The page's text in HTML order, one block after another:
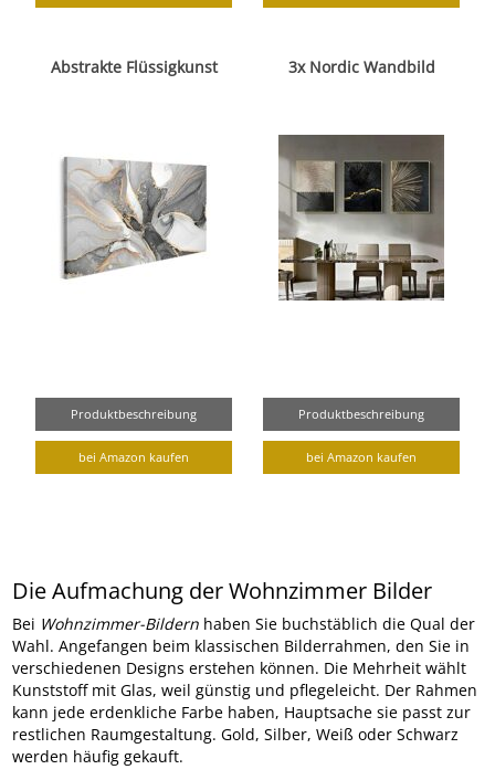
Abstrakte Flüssigkunst
Produktbeschreibung
bei Amazon kaufen
3x Nordic Wandbild
Produktbeschreibung
bei Amazon kaufen
Die Aufmachung der Wohnzimmer Bilder
Bei Wohnzimmer-Bildern haben Sie buchstäblich die Qual der
Wahl. Angefangen beim klassischen Bilderrahmen, den Sie in
verschiedenen Designs erstehen können. Die Mehrheit wählt
Kunststoff mit Glas, weil günstig und pflegeleicht. Der Rahmen
kann jede erdenkliche Farbe haben, Hauptsache sie passt zur
restlichen Raumgestaltung. Gold, Silber, Weiß oder Schwarz
werden häufig gekauft.